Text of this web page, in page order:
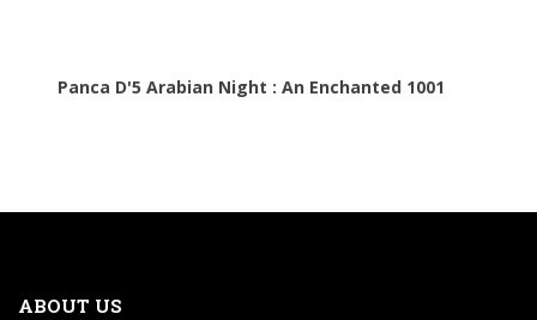
Panca D'5 Arabian Night : An Enchanted 1001
ABOUT US